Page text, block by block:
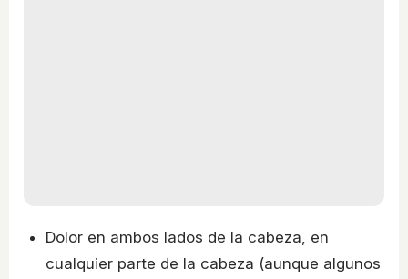
Dolor en ambos lados de la cabeza, en
cualquier parte de la cabeza (aunque algunos